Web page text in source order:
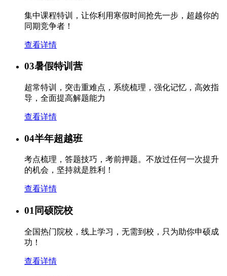
集中课程特训，让你利用寒假时间抢先一步，超越你的
同期竞争者！
查看详情
03暑假特训营
超常特训，突击重难点，系统梳理，强化记忆，高效指
导，全面提高解题能力
查看详情
04半年超越班
考点梳理，答题技巧，考前押题。不放过任何一次提升
的机会，坚持就是胜利！
查看详情
01 同硕院校
全国热门院校，线上学习，无需到校，只为助你申硕成
功！
查看详情